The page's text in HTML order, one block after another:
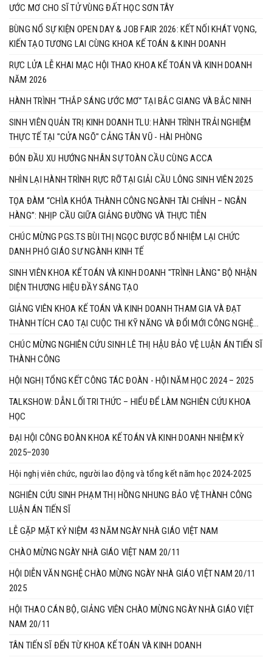
ƯỚC MƠ CHO SĨ TỬ VÙNG ĐẤT HỌC SƠN TÂY
BÙNG NỔ SỰ KIỆN OPEN DAY & JOB FAIR 2026: KẾT NỐI KHÁT VỌNG,
KIẾN TẠO TƯƠNG LAI CÙNG KHOA KẾ TOÁN & KINH DOANH
RỰC LỬA LỄ KHAI MẠC HỘI THAO KHOA KẾ TOÁN VÀ KINH DOANH
NĂM 2026
HÀNH TRÌNH “THẮP SÁNG ƯỚC MƠ” TẠI BẮC GIANG VÀ BẮC NINH
SINH VIÊN QUẢN TRỊ KINH DOANH TLU: HÀNH TRÌNH TRẢI NGHIỆM
THỰC TẾ TẠI "CỬA NGÕ" CẢNG TÂN VŨ - HÀI PHÒNG
ĐÓN ĐẦU XU HƯỚNG NHÂN SỰ TOÀN CẦU CÙNG ACCA
NHÌN LẠI HÀNH TRÌNH RỰC RỠ TẠI GIẢI CẦU LÔNG SINH VIÊN 2025
TỌA ĐÀM “CHÌA KHÓA THÀNH CÔNG NGÀNH TÀI CHÍNH – NGÂN
HÀNG”: NHỊP CẦU GIỮA GIẢNG ĐƯỜNG VÀ THỰC TIỄN
CHÚC MỪNG PGS.TS BÙI THỊ NGỌC ĐƯỢC BỔ NHIỆM LẠI CHỨC
DANH PHÓ GIÁO SƯ NGÀNH KINH TẾ
SINH VIÊN KHOA KẾ TOÁN VÀ KINH DOANH "TRÌNH LÀNG" BỘ NHẬN
DIỆN THƯƠNG HIỆU ĐẦY SÁNG TẠO
GIẢNG VIÊN KHOA KẾ TOÁN VÀ KINH DOANH THAM GIA VÀ ĐẠT
THÀNH TÍCH CAO TẠI CUỘC THI KỸ NĂNG VÀ ĐỔI MỚI CÔNG NGHỆ
BRICS 2025
CHÚC MỪNG NGHIÊN CỨU SINH LÊ THỊ HẬU BẢO VỆ LUẬN ÁN TIẾN SĨ
THÀNH CÔNG
HỘI NGHỊ TỔNG KẾT CÔNG TÁC ĐOÀN - HỘI NĂM HỌC 2024 – 2025
TALKSHOW: DẪN LỐI TRI THỨC – HIỂU ĐỂ LÀM NGHIÊN CỨU KHOA
HỌC
ĐẠI HỘI CÔNG ĐOÀN KHOA KẾ TOÁN VÀ KINH DOANH NHIỆM KỲ
2025–2030
Hội nghị viên chức, người lao động và tổng kết năm học 2024-2025
NGHIÊN CỨU SINH PHẠM THỊ HỒNG NHUNG BẢO VỆ THÀNH CÔNG
LUẬN ÁN TIẾN SĨ
LỄ GẶP MẶT KỶ NIỆM 43 NĂM NGÀY NHÀ GIÁO VIỆT NAM
CHÀO MỪNG NGÀY NHÀ GIÁO VIỆT NAM 20/11
HỘI DIỄN VĂN NGHỆ CHÀO MỪNG NGÀY NHÀ GIÁO VIỆT NAM 20/11
2025
HỘI THAO CÁN BỘ, GIẢNG VIÊN CHÀO MỪNG NGÀY NHÀ GIÁO VIỆT
NAM 20/11
TÂN TIẾN SĨ ĐẾN TỪ KHOA KẾ TOÁN VÀ KINH DOANH